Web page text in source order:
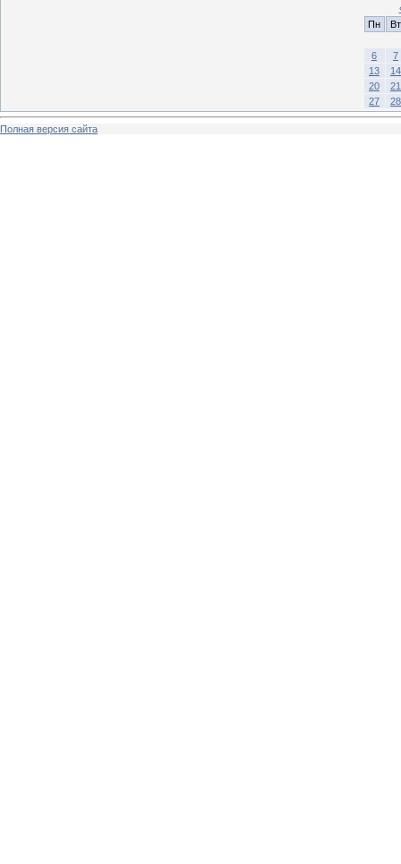
Пн
Вт
6
7
13
14
20
21
27
28
Полная версия сайта